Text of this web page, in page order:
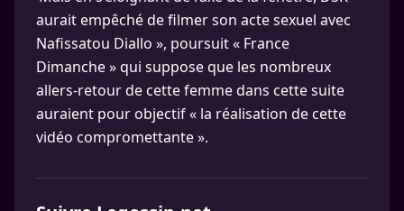
aurait empêché de filmer son acte sexuel avec
Nafissatou Diallo », poursuit « France
Dimanche » qui suppose que les nombreux
allers-retour de cette femme dans cette suite
auraient pour objectif « la réalisation de cette
vidéo compromettante ».